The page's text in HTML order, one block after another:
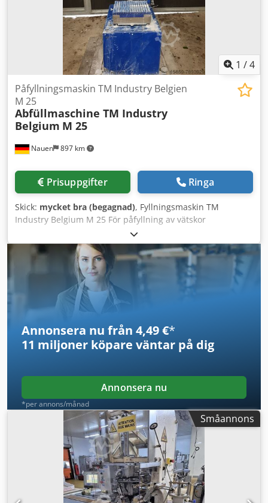
Besiktning är möjlig efter överenskommelse.
1 /4
Nauen 897 km
Påfyllningsmaskin TM Industry Belgien
M 25
Abfüllmaschine TM Industry
Belgium M 25
Prisuppgifter Ringa
Skick: mycket bra (begagnad), Fyllningsmaskin TM
Industry Belgium M 25 För påfyllning av vätskor
Fyllningsintervall 0,5–30 kg Dwodpfx Aqeiu H Uveloa
Mycket gott skick, direkt från produktionen!!!
Annonsera nu från 4,49 €*
11 miljoner köpare väntar på dig
Annonsera nu
*per annons/månad
Småannons